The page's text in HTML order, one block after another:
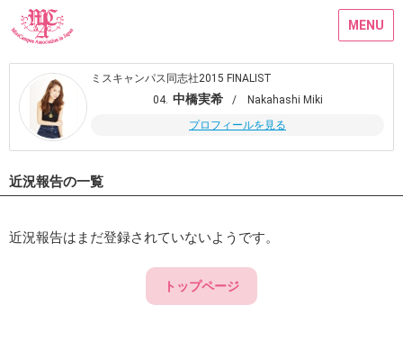
MENU
ミスキャンパス同志社2015 FINALIST
04. 中橋実希
/ Nakahashi Miki
プロフィールを見る
近況報告の一覧
近況報告はまだ登録されていないようです。
トップページ